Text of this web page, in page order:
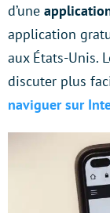
d’une
application
aux États-Unis.
discuter plus
naviguer sur